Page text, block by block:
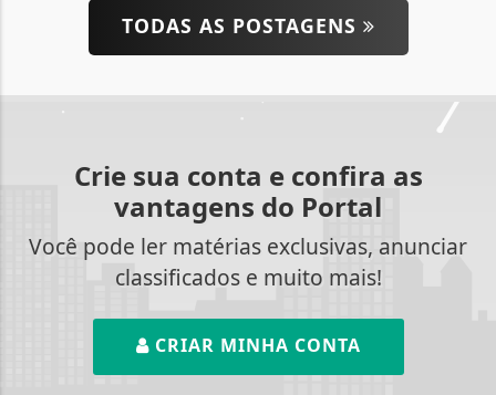
TODAS AS POSTAGENS
Crie sua conta e confira as
vantagens do Portal
Você pode ler matérias exclusivas, anunciar
classificados e muito mais!
CRIAR MINHA CONTA